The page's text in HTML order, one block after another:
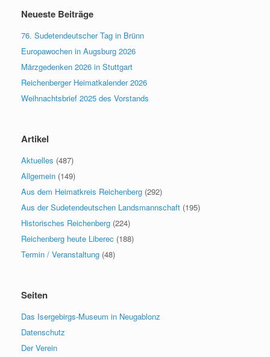
Neueste Beiträge
76. Sudetendeutscher Tag in Brünn
Europawochen in Augsburg 2026
Märzgedenken 2026 in Stuttgart
Reichenberger Heimatkalender 2026
Weihnachtsbrief 2025 des Vorstands
Artikel
Aktuelles (487)
Allgemein (149)
Aus dem Heimatkreis Reichenberg (292)
Aus der Sudetendeutschen Landsmannschaft (195)
Historisches Reichenberg (224)
Reichenberg heute Liberec (188)
Termin / Veranstaltung (48)
Seiten
Das Isergebirgs-Museum in Neugablonz
Datenschutz
Der Verein